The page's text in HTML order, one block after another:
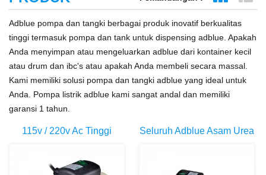
Adblue pompa dan tangki berbagai produk inovatif berkualitas
tinggi termasuk pompa dan tank untuk dispensing adblue. Apakah
Anda menyimpan atau mengeluarkan adblue dari kontainer kecil
atau drum dan ibc's atau apakah Anda membeli secara massal.
Kami memiliki solusi pompa dan tangki adblue yang ideal untuk
Anda. Pompa listrik adblue kami sangat andal dan memiliki
garansi 1 tahun.
115v / 220v Ac Tinggi
Urea Adblue Pompa Untuk
Seluruh Adblue Asam Urea
Ibc Listrik Cair